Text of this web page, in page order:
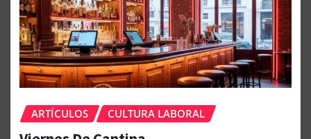
ARTÍCULOS CULTURA LABORAL